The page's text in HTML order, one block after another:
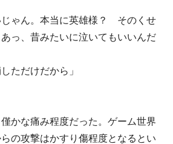
じゃん。本当に英雄様？ そのくせ
っ、昔みたいに泣いてもいいんだ
ただけだから」
かな痛み程度だった。ゲーム世界
の攻撃はかすり傷程度となるとい